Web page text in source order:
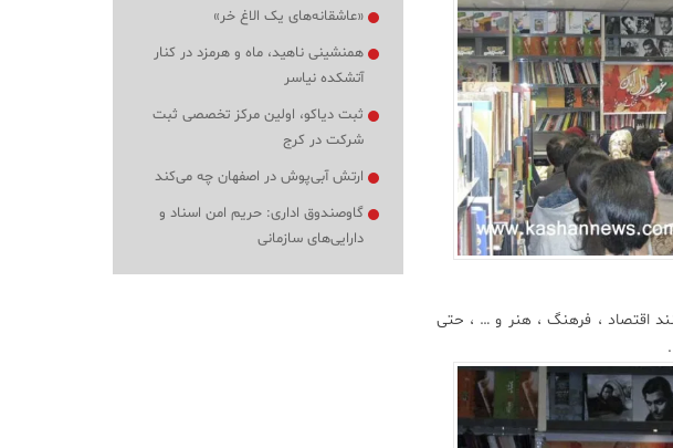
اقتصاد ، فرهنگ ، هنر و … ، حتی
«عاشقانه‌های یک الاغ خر»
همنشینی ناهید، ماه و هرمزد در کنار
آتشکده نیاسر
ثبت دیاکو، اولین مرکز تخصصی ثبت
شرکت در کرج
ارتش آبی‌پوش در اصفهان چه می‌کند
گاوصندوق اداری: حریم امن اسناد و
دارایی‌های سازمانی